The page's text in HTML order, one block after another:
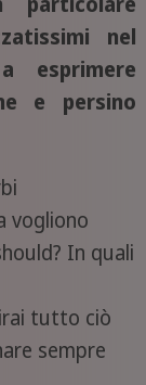
nel
esprimere
e persino
vogliono
In quali
tutto ciò
sempre